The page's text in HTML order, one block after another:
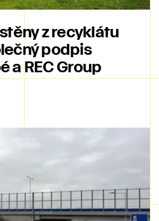
z recyklátu
podpis
a REC Group